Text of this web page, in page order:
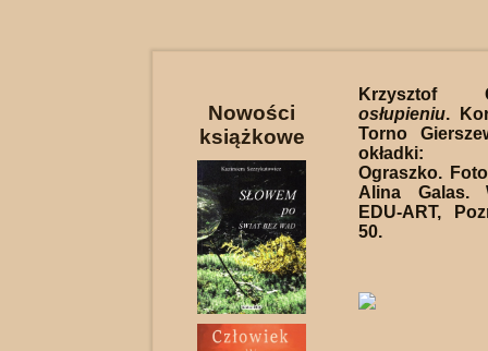
Nowości
książkowe
osłupieniu.
Torno
okładki:
Ograszko.
Alina Galas.
EDU-ART,
50.